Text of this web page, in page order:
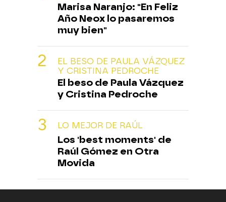
Marisa Naranjo: "En Feliz
Año Neox lo pasaremos
muy bien"
EL BESO DE PAULA VÁZQUEZ
Y CRISTINA PEDROCHE
El beso de Paula Vázquez
y Cristina Pedroche
LO MEJOR DE RAÚL
Los 'best moments' de
Raúl Gómez en Otra
Movida